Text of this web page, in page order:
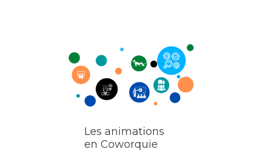
Les animations
en Coworquie